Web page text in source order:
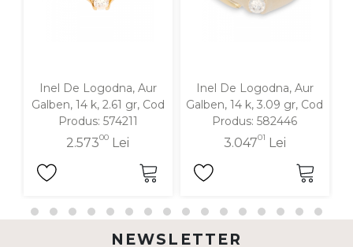
Inel De Logodna, Aur
Galben, 14 k, 2.61 gr, Cod
Produs: 574211
2.57300 Lei
Inel De Logodna, Aur
Galben, 14 k, 3.09 gr, Cod
Produs: 582446
3.04701 Lei
NEWSLETTER